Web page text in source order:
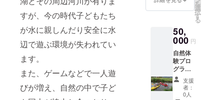
すが、今の時代子どもたち
が水に親しんだり安全に水
辺で遊ぶ環境が失われてい
ます。
また、ゲームなどで一人遊
びが増え、自然の中で子ど
境整備など
また、現在
は長野県諏
訪郡原村に
事務所を置
き、海外支
援と並行し
2021年
実地へ
参加
券 3
枚 有
効期限
2020年
9月6日
～2021
年11月7
日まで
を
選
択
す
る
50,
000 円
自然体
験プロ
グラ
ム、ト
ムソー
ヤ川の
支援
者：
0人